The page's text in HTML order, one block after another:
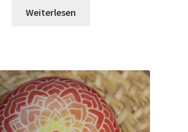
Weiterlesen